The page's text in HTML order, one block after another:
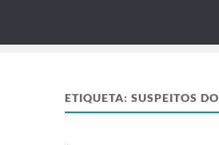
ETIQUETA: SUSPEITOS